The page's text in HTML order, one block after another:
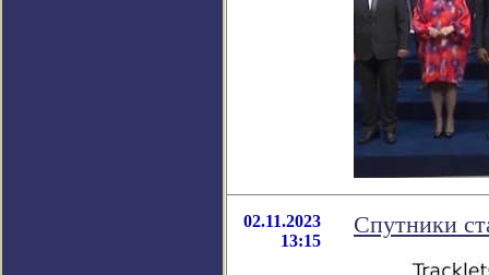
02.11.2023
13:15
Спутники